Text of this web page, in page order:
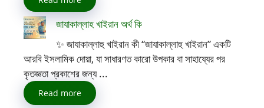
জাযাকাল্লাহ খাইরান অর্থ কি
✨ জাযাকাল্লাহু খাইরান কী “জাযাকাল্লাহু খাইরান” একটি
আরবি ইসলামিক দোয়া, যা সাধারণত কারো উপকার বা সাহায্যের পর
কৃতজ্ঞতা প্রকাশের জন্য ...
Read more